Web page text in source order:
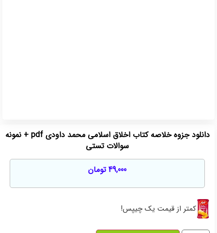
دانلود جزوه خلاصه کتاب اخلاق اسلامی محمد داودی pdf + نمونه
سوالات تستی
49,000 تومان
کمتر از قیمت یک چیپس!